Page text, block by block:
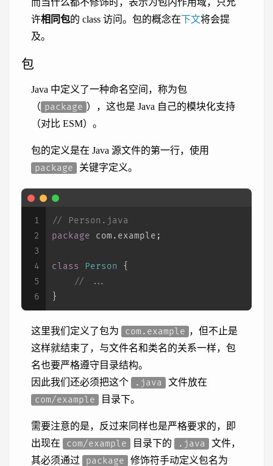
而当什么都不修饰时，表示为包内作用域，只允
许相同包的 class 访问。包的概念在下文将会提
及。
包
Java 中定义了一种命名空间，称为包
（ package ），这也是 Java 自己的模块化支持
（对比 ESM）。
包的定义是在 Java 源文件的第一行，使用
package
关键字定义。
1
2
3
4
5
6
// Person.java
package com.example;
class Person
{
// ...
}
这里我们定义了包为 com.example ，但不止是
这样就结束了，与文件名和类名的关系一样，包
名也要严格遵守目录结构。
因此我们还必须把这个
.java
文件放在
com/example
目录下。
需要注意的是，反过来同样也是严格要求的，即
出现在
com/example 目录下的 .java
文件，
其必须通过
package
修饰符手动定义包名为